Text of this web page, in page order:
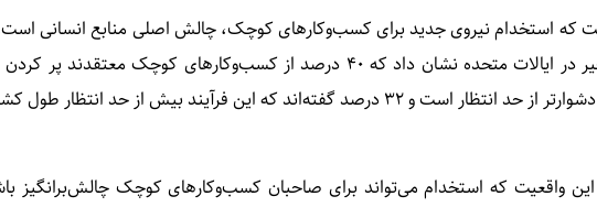
که استخدام نیروی جدید برای کسب‌وکارهای کوچک، چالش اصلی منابع انسانی
واقع، یک مطالعه اخیر در ایالات متحده نشان داد که ۴۰ درصد از کسب‌وکارهای کوچک معتقدند پر
موقعیت شغلی خالی دشوارتر از حد انتظار است و ۳۲ درصد گفته‌اند که این فرآیند بیش از حد انتظار
این واقعیت که استخدام می‌تواند برای صاحبان کسب‌وکارهای کوچک چالش‌برانگیز